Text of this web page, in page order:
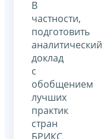
В
частности,
подготовить
аналитический
доклад
с
обобщением
лучших
практик
стран
БРИКС.